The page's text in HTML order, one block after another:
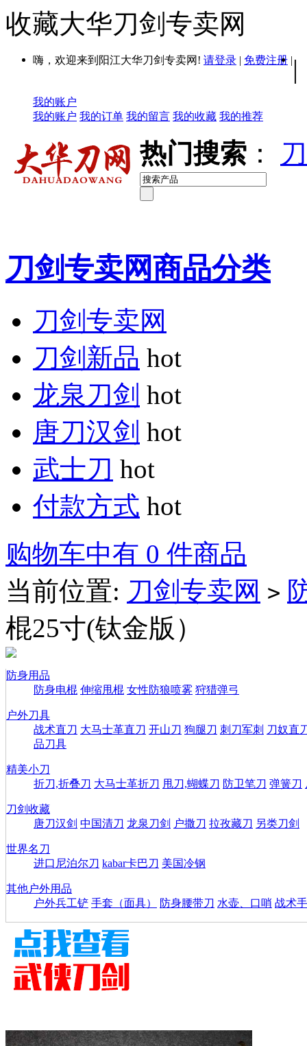
收藏大华刀剑专卖网
嗨，欢迎来到阳江大华刀剑专卖网! 请登录 | 免费注册 | |
我的账户
我的账户 我的订单 我的留言 我的收藏 我的推荐
热门搜索 ：
刀剑专卖网商品分类
刀剑专卖网
刀剑新品 hot
龙泉刀剑 hot
唐刀汉剑 hot
武士刀 hot
付款方式 hot
购物车中有 0 件商品
当前位置: 刀剑专卖网 >
棍25寸(钛金版）
防身用品
防身电棍 伸缩甩棍 女性防狼喷雾 狩猎弹弓
户外刀具
战术直刀 大马士革直刀 开山刀 狗腿刀 刺刀军刺 刀奴直
品刀具
精美小刀
折刀,折叠刀 大马士革折刀 甩刀,蝴蝶刀 防卫笔刀 弹簧刀
刀剑收藏
唐刀汉剑 中国清刀 龙泉刀剑 户撒刀 拉孜藏刀 另类刀剑
世界名刀
进口尼泊尔刀 kabar卡巴刀 美国冷钢
其他户外用品
户外兵工铲 手套（面具） 防身腰带刀 水壶、口哨 战术